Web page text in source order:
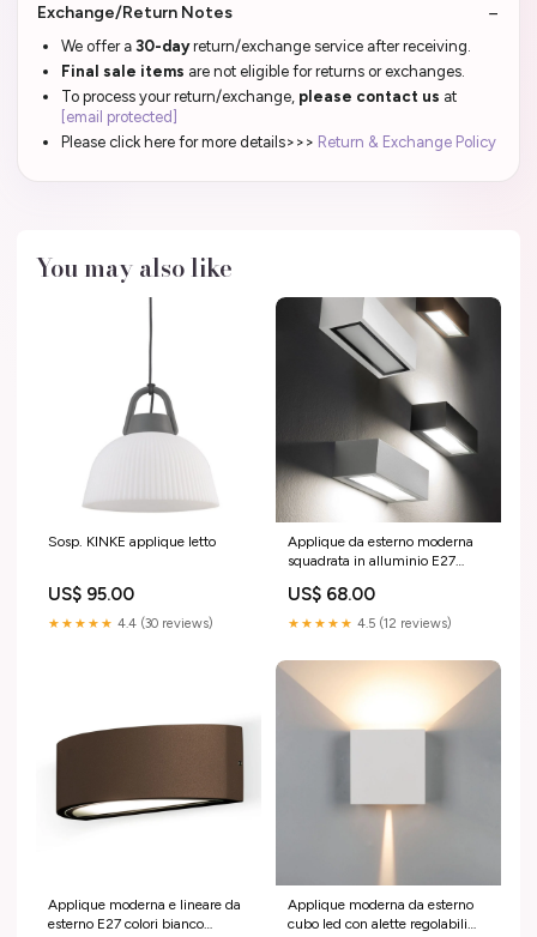
Exchange/Return Notes
We offer a 30-dayreturn/exchange service after receiving.
Final sale items are not eligible for returns or exchanges.
To process your return/exchange, please contact us at
[email protected]
Please click here for more details>>> Return & Exchange Policy
You may also like
Sosp. KINKE applique letto
US$ 95.00
★★★★★ 4.4 (30 reviews)
Applique da esterno moderna
squadrata in alluminio E27
antracite art PATHIO Incassi in
gesso
US$ 68.00
★★★★★ 4.5 (12 reviews)
Applique moderna e lineare da
esterno E27 colori bianco
Applique moderna da esterno
cubo led con alette regolabili